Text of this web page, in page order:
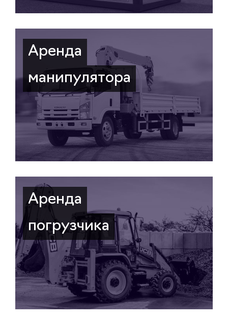
Аренда
манипулятора
Аренда
погрузчика